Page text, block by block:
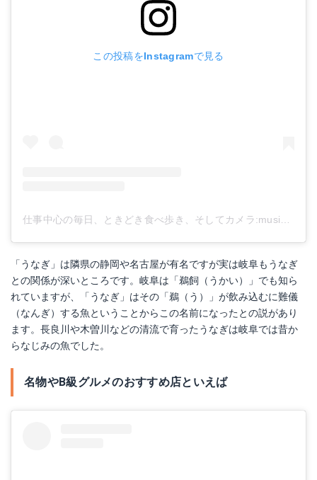
この投稿をInstagramで見る
「うなぎ」は隣県の静岡や名古屋が有名ですが実は岐阜もうなぎ
との関係が深いところです。岐阜は「鵜飼（うかい）」でも知ら
れていますが、「うなぎ」はその「鵜（う）」が飲み込むに難儀
（なんぎ）する魚ということからこの名前になったとの説があり
ます。長良川や木曽川などの清流で育ったうなぎは岐阜では昔か
らなじみの魚でした。
名物やB級グルメのおすすめ店といえば